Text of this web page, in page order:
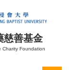
慈善基金
Charity Foundation